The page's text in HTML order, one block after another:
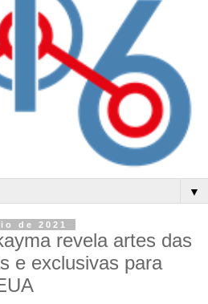
▼
de 2021
revela artes das
e exclusivas para